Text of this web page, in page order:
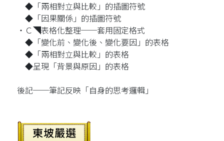
◆「兩相對立與比較」的插圖符號
◆「因果關係」的插圖符號
‧Ｃ◥表格化整理──套用固定格式
◆「變化前、變化後、變化要因」的表格
◆「兩相對立與比較」的表格
◆呈現「背景與原因」的表格
後記──筆記反映「自身的思考邏輯」